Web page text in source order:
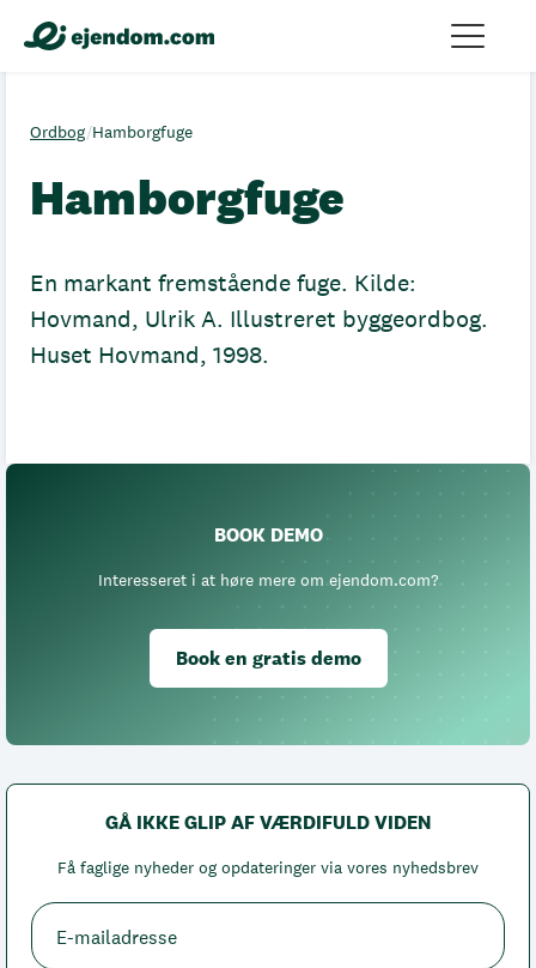
Ordbog/Hamborgfuge
Hamborgfuge
En markant fremstående fuge. Kilde:
Hovmand, Ulrik A. Illustreret byggeordbog.
Huset Hovmand, 1998.
BOOK DEMO
Interesseret i at høre mere om ejendom.com?
Book en gratis demo
GÅ IKKE GLIP AF VÆRDIFULD VIDEN
Få faglige nyheder og opdateringer via vores nyhedsbrev